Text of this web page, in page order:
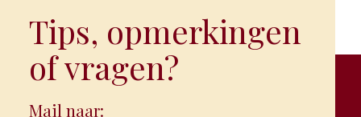
Tips, opmerkingen
of vragen?
Mail naar: